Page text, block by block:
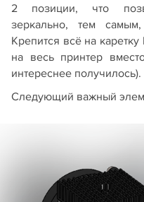
2 позиции, что
зеркально, тем
Крепится всё на
на весь принтер
интереснее получилось).
Следующий важный